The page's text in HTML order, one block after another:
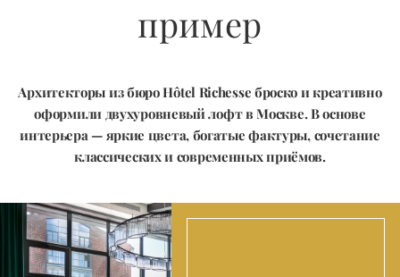
пример
Архитекторы из бюро Hôtel Richesse броско и креативно
оформили двухуровневый лофт в Москве. В основе
интерьера — яркие цвета, богатые фактуры, сочетание
классических и современных приёмов.